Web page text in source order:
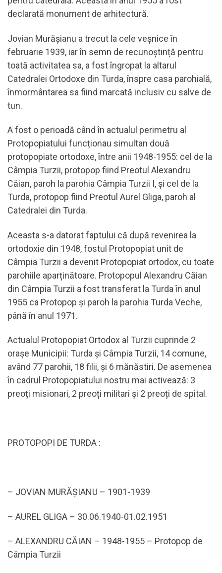
declarată monument de arhitectură.
Jovian Murăşianu a trecut la cele veșnice în
februarie 1939, iar în semn de recunoștință pentru
toată activitatea sa, a fost îngropat la altarul
Catedralei Ortodoxe din Turda, înspre casa parohială,
înmormântarea sa fiind marcată inclusiv cu salve de
tun.
A fost o perioadă când în actualul perimetru al
Protopopiatului funcționau simultan două
protopopiate ortodoxe, între anii 1948-1955: cel de la
Câmpia Turzii, protopop fiind Preotul Alexandru
Căian, paroh la parohia Câmpia Turzii I, și cel de la
Turda, protopop fiind Preotul Aurel Gliga, paroh al
Catedralei din Turda.
Aceasta s-a datorat faptului că după revenirea la
ortodoxie din 1948, fostul Protopopiat unit de
Câmpia Turzii a devenit Protopopiat ortodox, cu toate
parohiile aparținătoare. Protopopul Alexandru Căian
din Câmpia Turzii a fost transferat la Turda în anul
1955 ca Protopop și paroh la parohia Turda Veche,
până în anul 1971.
Actualul Protopopiat Ortodox al Turzii cuprinde 2
orașe Municipii: Turda și Câmpia Turzii, 14 comune,
având 77 parohii, 18 filii, și 6 mănăstiri. De asemenea
în cadrul Protopopiatului nostru mai activează: 3
preoți misionari, 2 preoți militari și 2 preoți de spital.
PROTOPOPI DE TURDA :
– JOVIAN MURĂȘIANU – 1901-1939
– AUREL GLIGA – 30.06.1940-01.02.1951
– ALEXANDRU CĂIAN – 1948-1955 – Protopop de
Câmpia Turzii